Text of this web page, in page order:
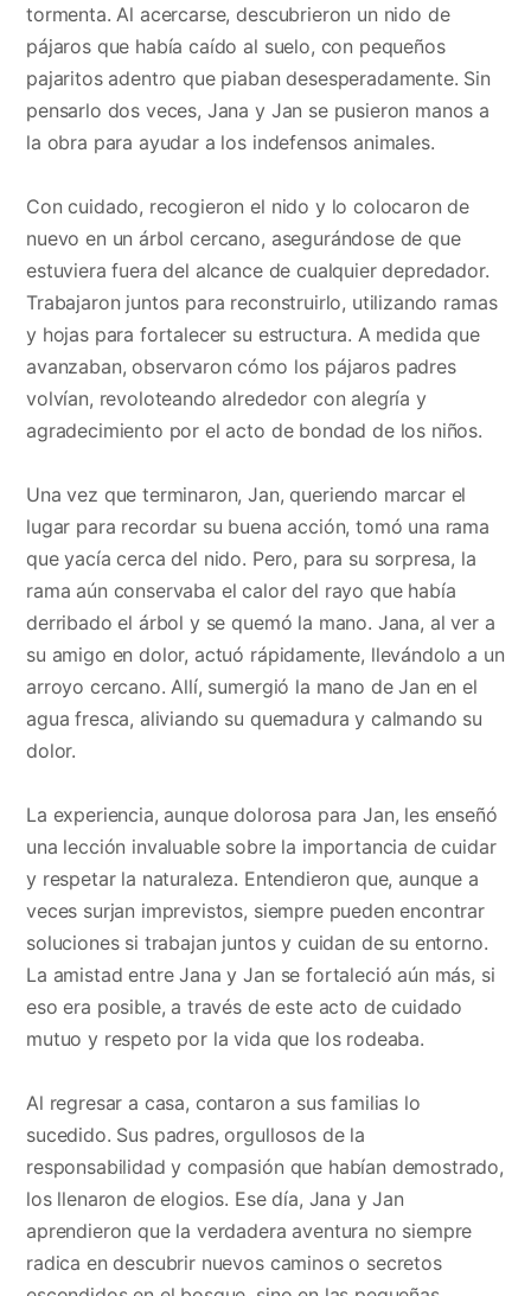
tormenta. Al acercarse, descubrieron un nido de
pájaros que había caído al suelo, con pequeños
pajaritos adentro que piaban desesperadamente. Sin
pensarlo dos veces, Jana y Jan se pusieron manos a
la obra para ayudar a los indefensos animales.
Con cuidado, recogieron el nido y lo colocaron de
nuevo en un árbol cercano, asegurándose de que
estuviera fuera del alcance de cualquier depredador.
Trabajaron juntos para reconstruirlo, utilizando ramas
y hojas para fortalecer su estructura. A medida que
avanzaban, observaron cómo los pájaros padres
volvían, revoloteando alrededor con alegría y
agradecimiento por el acto de bondad de los niños.
Una vez que terminaron, Jan, queriendo marcar el
lugar para recordar su buena acción, tomó una rama
que yacía cerca del nido. Pero, para su sorpresa, la
rama aún conservaba el calor del rayo que había
derribado el árbol y se quemó la mano. Jana, al ver a
su amigo en dolor, actuó rápidamente, llevándolo a un
arroyo cercano. Allí, sumergió la mano de Jan en el
agua fresca, aliviando su quemadura y calmando su
dolor.
La experiencia, aunque dolorosa para Jan, les enseñó
una lección invaluable sobre la importancia de cuidar
y respetar la naturaleza. Entendieron que, aunque a
veces surjan imprevistos, siempre pueden encontrar
soluciones si trabajan juntos y cuidan de su entorno.
La amistad entre Jana y Jan se fortaleció aún más, si
eso era posible, a través de este acto de cuidado
mutuo y respeto por la vida que los rodeaba.
Al regresar a casa, contaron a sus familias lo
sucedido. Sus padres, orgullosos de la
responsabilidad y compasión que habían demostrado,
los llenaron de elogios. Ese día, Jana y Jan
aprendieron que la verdadera aventura no siempre
radica en descubrir nuevos caminos o secretos